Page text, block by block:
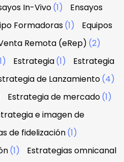
In-Vivo(1)
Ensayos
Formadoras(1)
Equipos
Remota (eRep) (2)
Estrategia(1)
Estrategia
de Lanzamiento(4)
Estrategia de mercado(1)
e imagen de
de fidelización(1)
(1)
Estrategias omnicanal